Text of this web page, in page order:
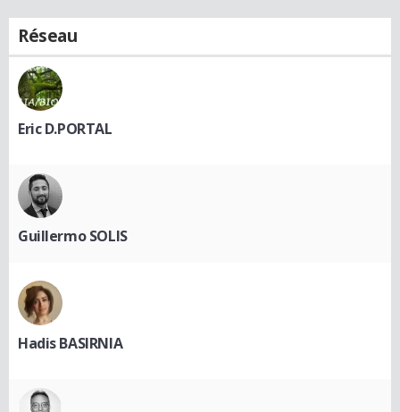
Réseau
Eric D.PORTAL
Guillermo SOLIS
Hadis BASIRNIA